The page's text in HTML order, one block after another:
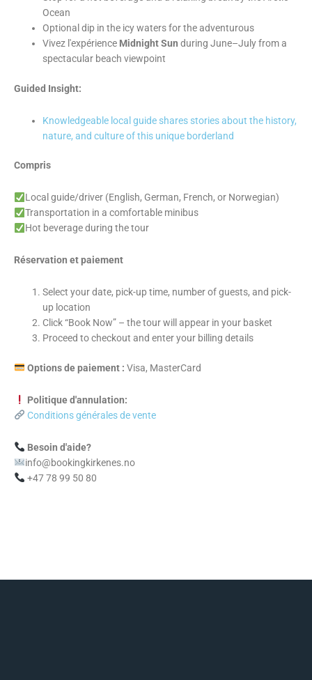
Ocean
Optional dip in the icy waters for the adventurous
Vivez l'expérience Midnight Sun during June–July from a
spectacular beach viewpoint
Guided Insight:
Knowledgeable local guide shares stories about the history,
nature, and culture of this unique borderland
Compris
Local guide/driver (English, German, French, or Norwegian)
Transportation in a comfortable minibus
Hot beverage during the tour
Réservation et paiement
Select your date, pick-up time, number of guests, and pick-
up location
Click “Book Now” – the tour will appear in your basket
Proceed to checkout and enter your billing details
Options de paiement : Visa, MasterCard
Politique d'annulation:
Conditions générales de vente
Besoin d'aide?
info@bookingkirkenes.no
+47 78 99 50 80